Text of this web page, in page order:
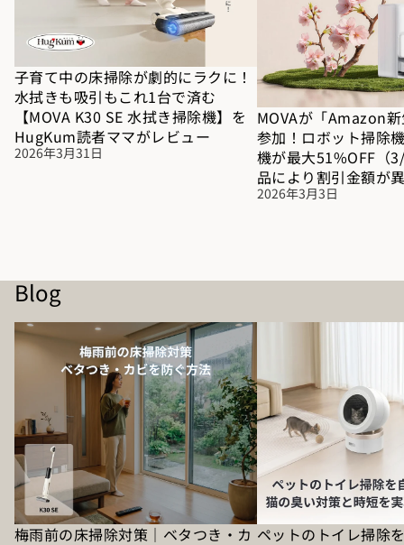
子育て中の床掃除が劇的にラクに！
水拭きも吸引もこれ1台で済む
【MOVA K30 SE 水拭き掃除機】を
HugKum読者ママがレビュー
2026年3月31日
MOVAが「Amazon
参加！ロボット掃除
機が最大51%OFF（
品により割引金額が
2026年3月3日
Blog
梅雨前の床掃除対策｜ベタつき・カビを防
ぐ方法
梅雨前の床掃除対策｜ベタつき・カ ペットのトイレ掃除